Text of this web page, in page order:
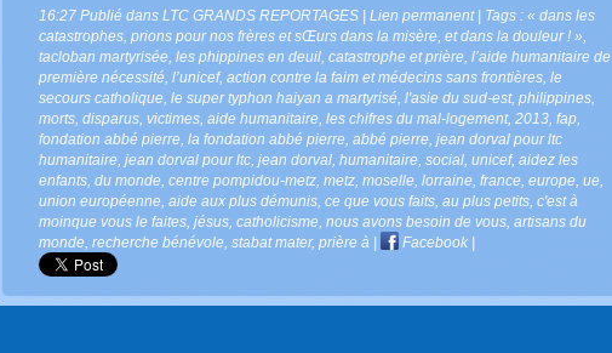
16:27 Publié dans LTC GRANDS REPORTAGES Lien permanent| Tags : « dans les
catastrophes prions pour nos frères et sŒurs dans la misère et dans la douleur ! »
tacloban martyrisée les phippines en deuil catastrophe et prière l’aide humanitaire de
première nécessité l’unicef, action contre la faim et médecins sans frontières le
secours catholique le super typhon haiyan a martyrisé l'asie du sud-est, philippines
morts disparus victimes aide humanitaire les chifres du mal-logement, 2013 fap
fondation abbé pierre la fondation abbé pierre abbé pierre jean dorval pour ltc
humanitaire jean dorval pour ltc jean dorval humanitaire social unicef, aidez les
enfants du monde centre pompidou-metz metz moselle lorraine france europe ue
union européenne aide aux plus démunis ce que vous faits au plus petits c'est à
moinque vous le faites jésus catholicisme nous avons besoin de vous artisans du
monde recherche bénévole stabat mater, prière à Facebook